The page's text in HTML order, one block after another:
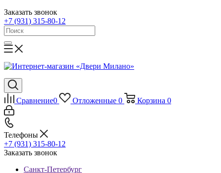
Заказать звонок
+7 (931) 315-80-12
Сравнение0 Отложенные 0 Корзина 0
Телефоны
+7 (931) 315-80-12
Заказать звонок
Санкт-Петербург